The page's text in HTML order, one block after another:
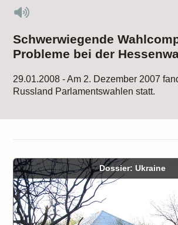
Schwerwiegende
Probleme bei der
29.01.2008 - Am 2. Dezember 2007
Russland Parlamentswahlen statt.
Dossier: Ukraine